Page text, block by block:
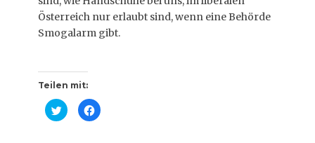
Österreich nur erlaubt sind, wenn eine Behörde
Smogalarm gibt.
Teilen mit:
K
l
K
l